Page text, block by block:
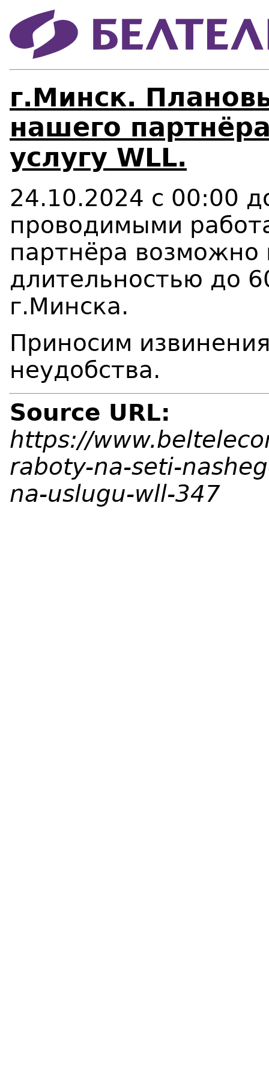
г.Минск.
нашего
услугу WLL.
24.10.2024 с 00:00
проводимыми
партнёра возможно
длительностью до
г.Минска.
Приносим
неудобства.
Source URL:
https://
raboty-na-seti-
na-uslugu-wll-347